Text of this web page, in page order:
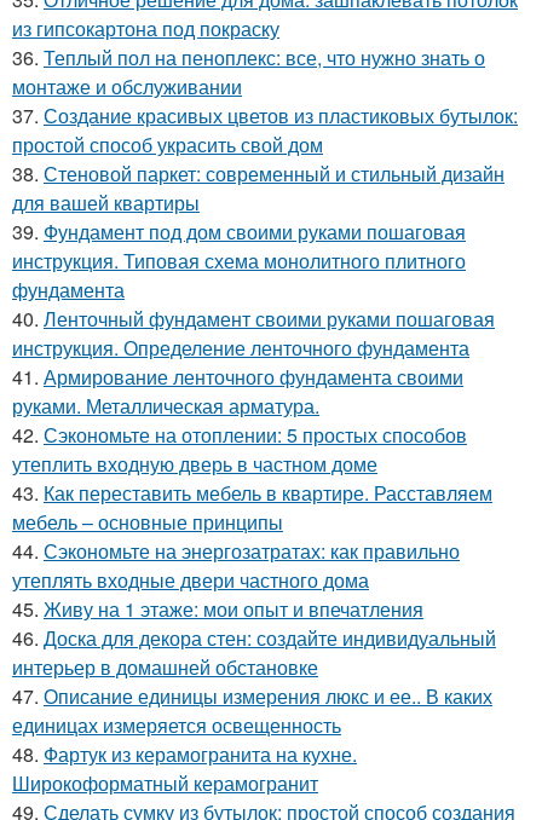
из гипсокартона под покраску
36. Теплый пол на пеноплекс: все, что нужно знать о
монтаже и обслуживании
37. Создание красивых цветов из пластиковых бутылок:
простой способ украсить свой дом
38. Стеновой паркет: современный и стильный дизайн
для вашей квартиры
39. Фундамент под дом своими руками пошаговая
инструкция. Типовая схема монолитного плитного
фундамента
40. Ленточный фундамент своими руками пошаговая
инструкция. Определение ленточного фундамента
41. Армирование ленточного фундамента своими
руками. Металлическая арматура.
42. Сэкономьте на отоплении: 5 простых способов
утеплить входную дверь в частном доме
43. Как переставить мебель в квартире. Расставляем
мебель – основные принципы
44. Сэкономьте на энергозатратах: как правильно
утеплять входные двери частного дома
45. Живу на 1 этаже: мои опыт и впечатления
46. Доска для декора стен: создайте индивидуальный
интерьер в домашней обстановке
47. Описание единицы измерения люкс и ее.. В каких
единицах измеряется освещенность
48. Фартук из керамогранита на кухне.
Широкоформатный керамогранит
49. Сделать сумку из бутылок: простой способ создания